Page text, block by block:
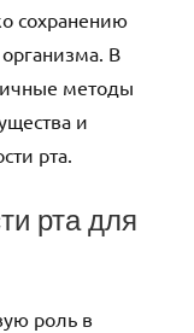
сохранению
В
методы
и
рта.
рта для
роль в